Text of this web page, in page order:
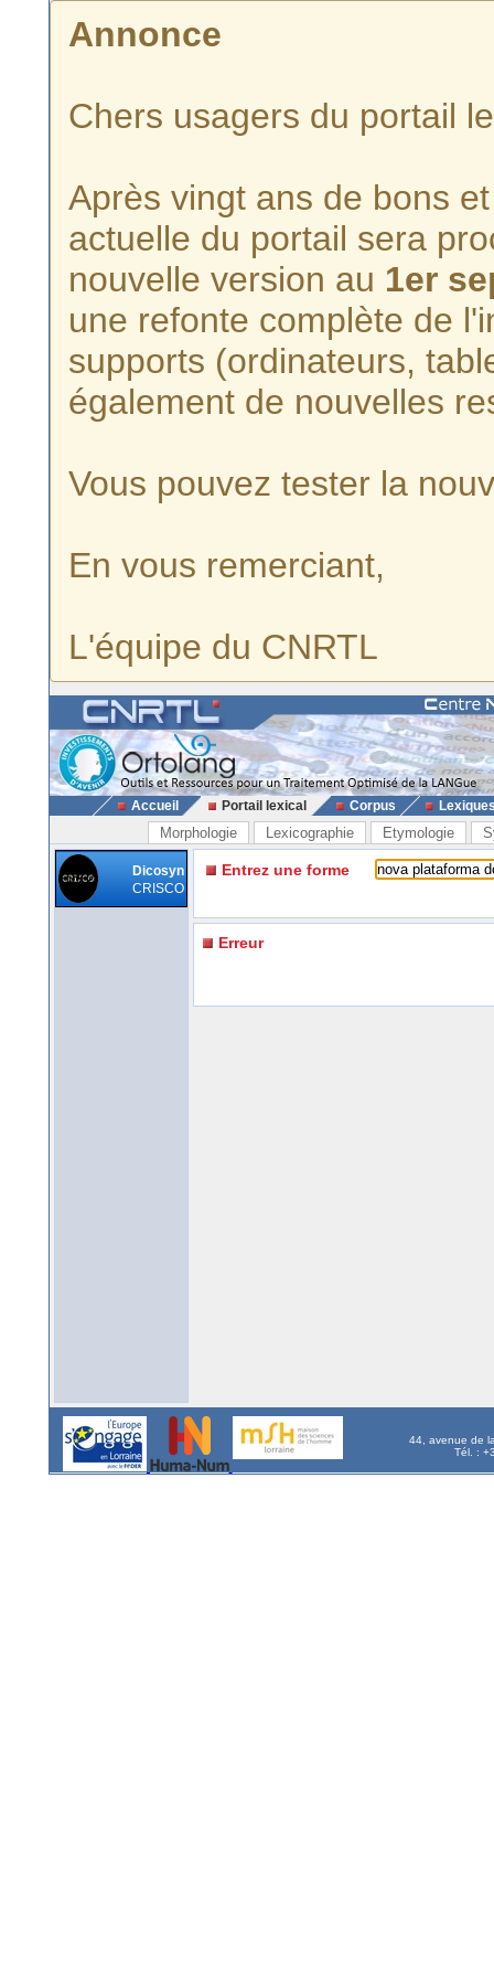
Annonce
Chers usagers du portail
Après vingt ans de bons
actuelle du portail sera
nouvelle version au 1er
une refonte complète de
supports (ordinateurs,
également de nouvelles
Vous pouvez tester la
En vous remerciant,
L'équipe du CNRTL
Accueil Portail lexical Corpus
Morphologie Lexicographie Etymologie
Dicosyn
CRISCO
Entrez une forme
Erreur
44, avenue de
Tél. :